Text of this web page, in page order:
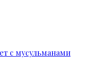
с мусульманами